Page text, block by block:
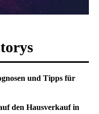
und Tipps für
den Hausverkauf in